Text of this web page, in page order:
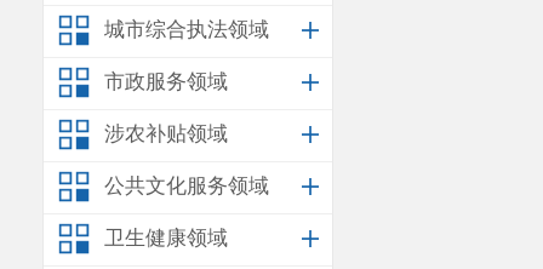
城市综合执法领域
市政服务领域
涉农补贴领域
公共文化服务领域
卫生健康领域